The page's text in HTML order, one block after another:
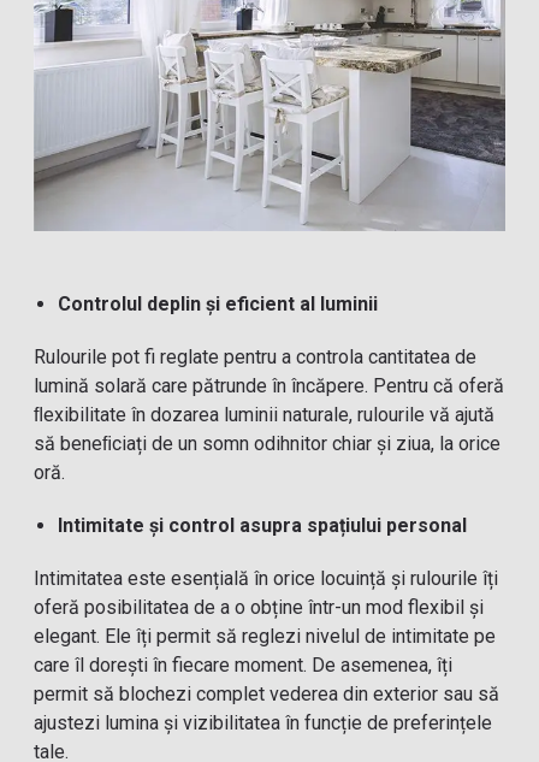
Controlul deplin și eficient al luminii
Rulourile pot fi reglate pentru a controla cantitatea de
lumină solară care pătrunde în încăpere. Pentru că oferă
ﬂexibilitate în dozarea luminii naturale, rulourile vă ajută
să beneﬁciați de un somn odihnitor chiar și ziua, la orice
oră.
Intimitate și control asupra spațiului personal
Intimitatea este esențială în orice locuință și rulourile îți
oferă posibilitatea de a o obține într-un mod flexibil și
elegant. Ele îți permit să reglezi nivelul de intimitate pe
care îl dorești în fiecare moment. De asemenea, îți
permit să blochezi complet vederea din exterior sau să
ajustezi lumina și vizibilitatea în funcție de preferințele
tale.